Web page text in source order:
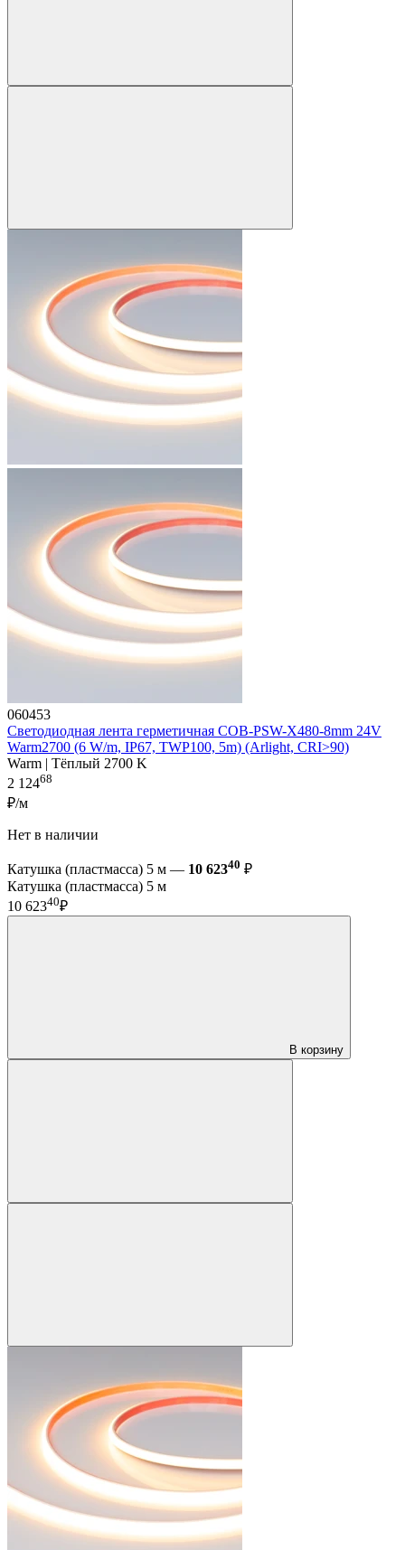
060453
Светодиодная лента герметичная COB-PSW-X480-8mm 24V
Warm2700 (6 W/m, IP67, TWP100, 5m) (Arlight, CRI>90)
Warm | Тёплый 2700 K
2 12468
₽/м
Нет в наличии
Катушка (пластмасса) 5 м — 10 62340 ₽
Катушка (пластмасса) 5 м
10 62340₽
В корзину